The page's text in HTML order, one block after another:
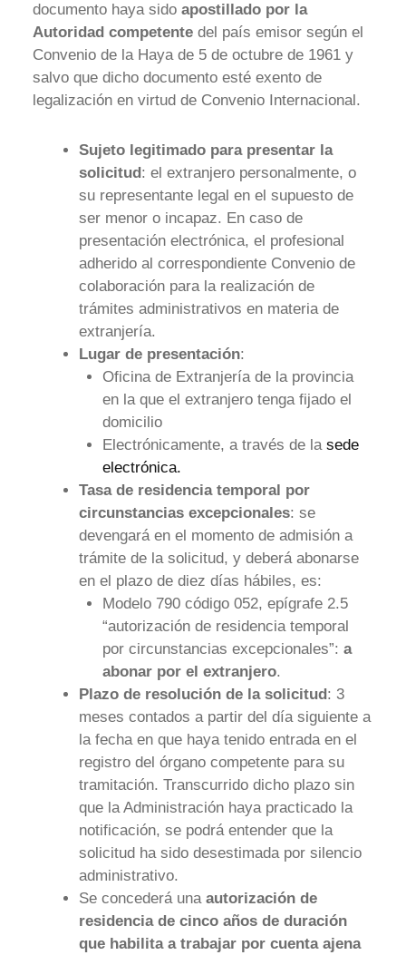
documento haya sidoapostillado por la
Autoridad competente del país emisor según el
Convenio de la Haya de 5 de octubre de 1961 y
salvo que dicho documento esté exento de
legalización en virtud de Convenio Internacional.
Sujeto legitimado para presentar la
solicitud: el extranjero personalmente, o
su representante legal en el supuesto de
ser menor o incapaz. En caso de
presentación electrónica, el profesional
adherido al correspondiente Convenio de
colaboración para la realización de
trámites administrativos en materia de
extranjería.
Lugar de presentación:
Oficina de Extranjería de la provincia
en la que el extranjero tenga fijado el
domicilio
Electrónicamente, a través de la sede
electrónica.
Tasa de residencia temporal por
circunstancias excepcionales: se
devengará en el momento de admisión a
trámite de la solicitud, y deberá abonarse
en el plazo de diez días hábiles, es:
Modelo 790 código 052, epígrafe 2.5
“autorización de residencia temporal
por circunstancias excepcionales”: a
abonar por el extranjero.
Plazo de resolución de la solicitud: 3
meses contados a partir del día siguiente a
la fecha en que haya tenido entrada en el
registro del órgano competente para su
tramitación. Transcurrido dicho plazo sin
que la Administración haya practicado la
notificación, se podrá entender que la
solicitud ha sido desestimada por silencio
administrativo.
Se concederá unaautorización de
residencia de cinco años de duración
que habilita a trabajar por cuenta ajena